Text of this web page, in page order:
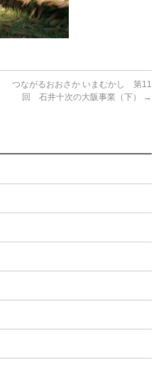
つながるおおさか いまむかし 第11
回 石井十次の大阪事業（下）
→